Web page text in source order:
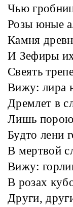
Чью
Розы юные
Камня
И Зефиры
Свеять
Вижу: лира
Дремлет в
Лишь
Будто лени
В мертвой
Вижу:
В розах
Други,